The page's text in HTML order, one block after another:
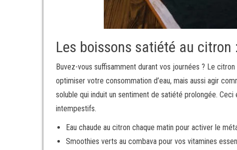
Les boissons satiété au
Buvez-vous suffisamment durant vos journées ? Le
optimiser votre consommation d’eau, mais aussi agir
soluble qui induit un sentiment de satiété prolongée.
intempestifs.
Eau chaude au citron chaque matin pour activer le
Smoothies verts au combava pour vos vitamines